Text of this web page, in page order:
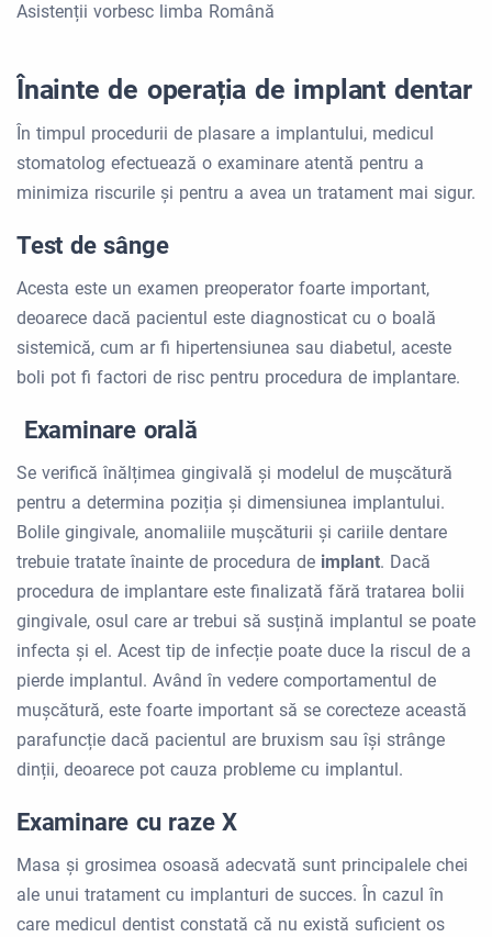
Asistenții vorbesc limba Română
Înainte de operația de implant dentar
În timpul procedurii de plasare a implantului, medicul
stomatolog efectuează o examinare atentă pentru a
minimiza riscurile și pentru a avea un tratament mai sigur.
Test de sânge
Acesta este un examen preoperator foarte important,
deoarece dacă pacientul este diagnosticat cu o boală
sistemică, cum ar fi hipertensiunea sau diabetul, aceste
boli pot fi factori de risc pentru procedura de implantare.
Examinare orală
Se verifică înălțimea gingivală și modelul de mușcătură
pentru a determina poziția și dimensiunea implantului.
Bolile gingivale, anomaliile mușcăturii și cariile dentare
trebuie tratate înainte de procedura de implant. Dacă
procedura de implantare este finalizată fără tratarea bolii
gingivale, osul care ar trebui să susțină implantul se poate
infecta și el. Acest tip de infecție poate duce la riscul de a
pierde implantul. Având în vedere comportamentul de
mușcătură, este foarte important să se corecteze această
parafuncție dacă pacientul are bruxism sau își strânge
dinții, deoarece pot cauza probleme cu implantul.
Examinare cu raze X
Masa și grosimea osoasă adecvată sunt principalele chei
ale unui tratament cu implanturi de succes. În cazul în
care medicul dentist constată că nu există suficient os